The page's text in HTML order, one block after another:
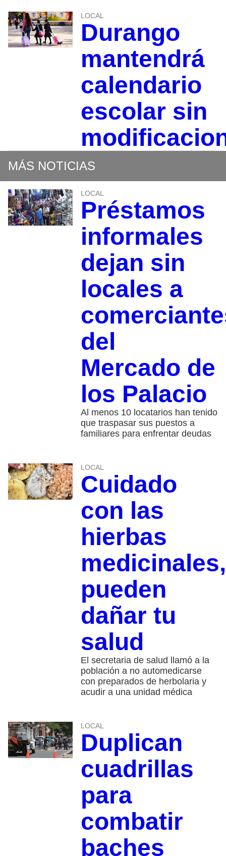
LOCAL
Durango
mantendrá
calendario
escolar sin
MÁS NOTICIAS
LOCAL
Préstamos
informales
dejan sin
locales a
del
Mercado de
los Palacio
Al menos 10 locatarios han tenido
que traspasar sus puestos a
familiares para enfrentar deudas
LOCAL
Cuidado
con las
hierbas
medicinales,
pueden
dañar tu
salud
El secretaria de salud llamó a la
población a no automedicarse
con preparados de herbolaria y
acudir a una unidad médica
LOCAL
Duplican
cuadrillas
para
combatir
baches